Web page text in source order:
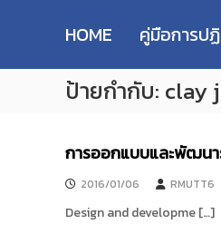
p
M
T
T
e
s
e
a
ห
วิ
ท
ย
ค
HOME คู่มือการป
ป้ายกำกับ: clay
การออกแบบและพัฒนา
2016/01/06 RMUTT6
Design and developme […]